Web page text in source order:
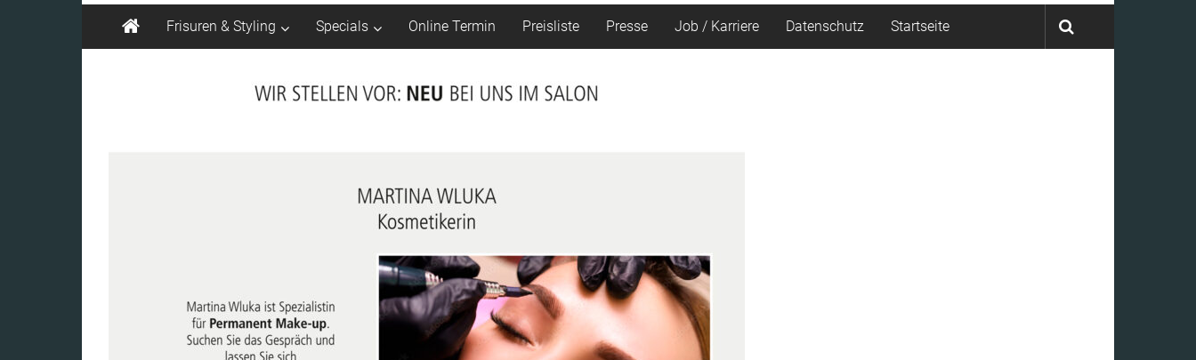
Frisuren & Styling Specials Online Termin Preisliste Presse Job / Karriere Datenschutz Startseite